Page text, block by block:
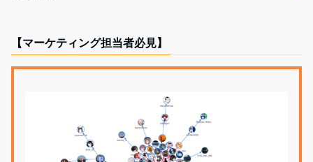
【マーケティング担当者必見】